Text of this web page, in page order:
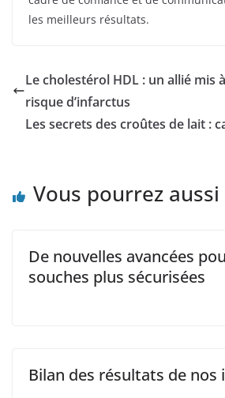
les meilleurs résultats.
Le cholestérol HDL : un allié mis
risque d’infarctus
Les secrets des croûtes de lait :
Vous pourrez
De nouvelles avancées
souches plus sécurisées
Bilan des résultats de nos